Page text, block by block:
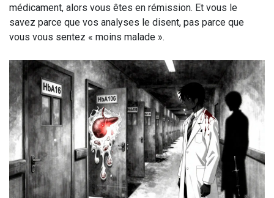
médicament, alors vous êtes en rémission. Et vous le
savez parce que vos analyses le disent, pas parce que
vous vous sentez « moins malade ».